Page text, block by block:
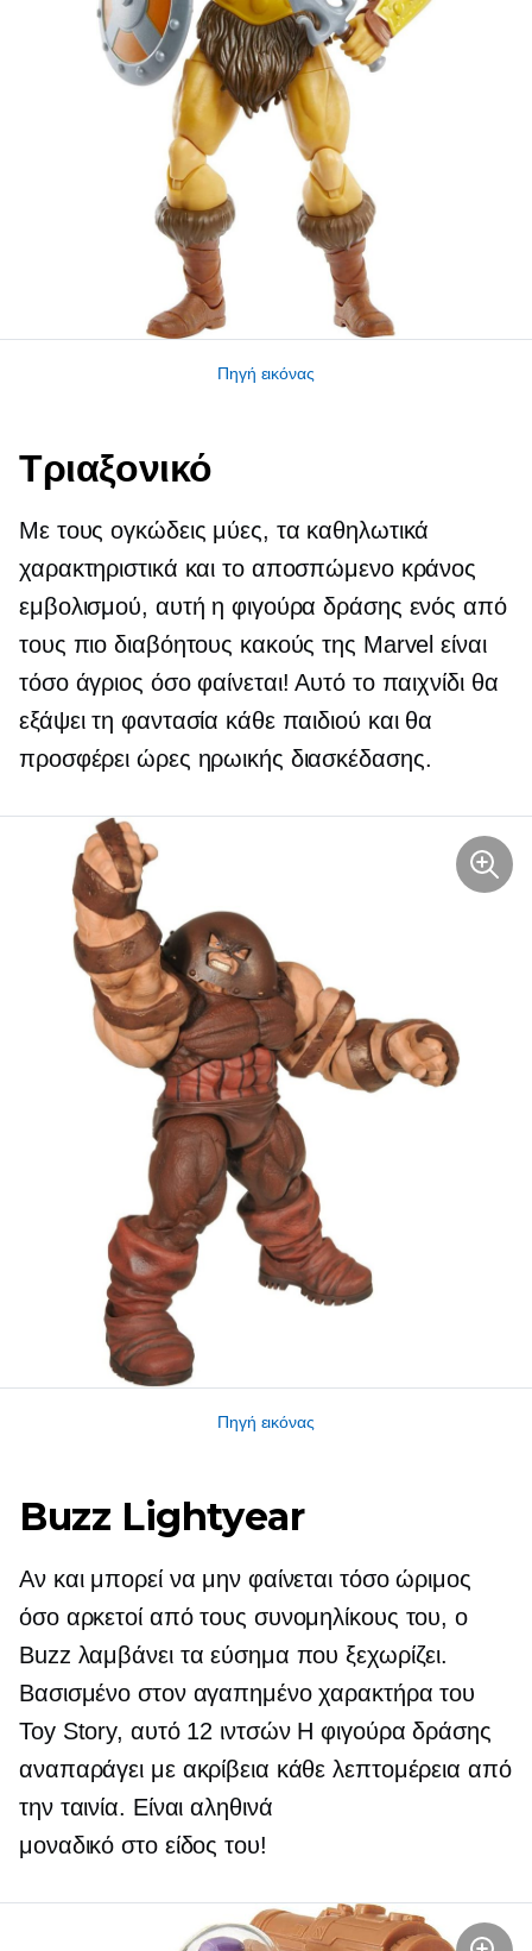
Πηγή εικόνας
Τριαξονικό
Με τους ογκώδεις μύες, τα καθηλωτικά
χαρακτηριστικά και το αποσπώμενο κράνος
εμβολισμού, αυτή η φιγούρα δράσης ενός από
τους πιο διαβόητους κακούς της Marvel είναι
τόσο άγριος όσο φαίνεται! Αυτό το παιχνίδι θα
εξάψει τη φαντασία κάθε παιδιού και θα
προσφέρει ώρες ηρωικής διασκέδασης.
Πηγή εικόνας
Buzz Lightyear
Αν και μπορεί να μην φαίνεται τόσο ώριμος
όσο αρκετοί από τους συνομηλίκους του, ο
Buzz λαμβάνει τα εύσημα που ξεχωρίζει.
Βασισμένο στον αγαπημένο χαρακτήρα του
Toy Story, αυτό 12 ιντσώνΗ φιγούρα δράσης
αναπαράγει με ακρίβεια κάθε λεπτομέρεια από
την ταινία. Είναι αληθινά
μοναδικό στο είδος του!